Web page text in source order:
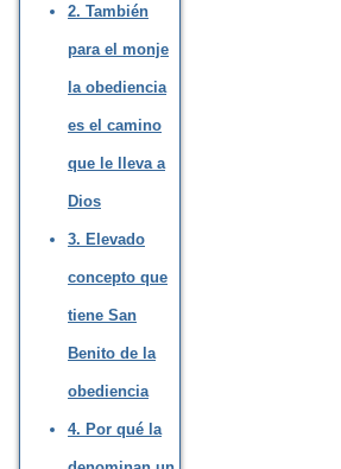
2. También
para el monje
la obediencia
es el camino
que le lleva a
Dios
3. Elevado
concepto que
tiene San
Benito de la
obediencia
4. Por qué la